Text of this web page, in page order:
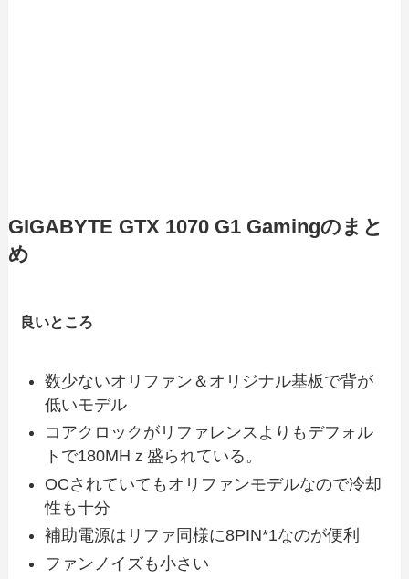
GIGABYTE GTX 1070 G1 Gamingのまと
め
良いところ
数少ないオリファン＆オリジナル基板で背が
低いモデル
コアクロックがリファレンスよりもデフォル
トで180MHｚ盛られている。
OCされていてもオリファンモデルなので冷却
性も十分
補助電源はリファ同様に8PIN*1なのが便利
ファンノイズも小さい